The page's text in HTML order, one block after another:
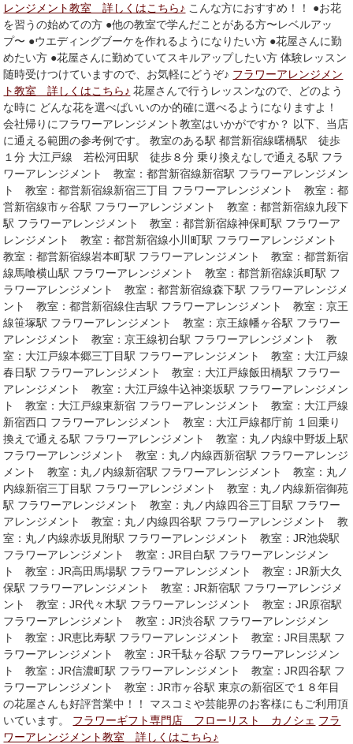
レンジメント教室 詳しくはこちら♪ こんな方におすすめ！！ ●お花
を習うの始めての方 ●他の教室で学んだことがある方〜レベルアッ
プ〜 ●ウエディングブーケを作れるようになりたい方 ●花屋さんに勤
めたい方 ●花屋さんに勤めていてスキルアップしたい方 体験レッスン
随時受けつけていますので、お気軽にどうぞ♪ フラワーアレンジメン
ト教室 詳しくはこちら♪ 花屋さんで行うレッスンなので、どのよう
な時に どんな花を選べばいいのか的確に選べるようになりますよ！
会社帰りにフラワーアレンジメント教室はいかがですか？ 以下、当店
に通える範囲の参考例です。 教室のある駅 都営新宿線曙橋駅 徒歩
１分 大江戸線 若松河田駅 徒歩８分 乗り換えなしで通える駅 フラ
ワーアレンジメント 教室：都営新宿線新宿駅 フラワーアレンジメン
ト 教室：都営新宿線新宿三丁目 フラワーアレンジメント 教室：都
営新宿線市ヶ谷駅 フラワーアレンジメント 教室：都営新宿線九段下
駅 フラワーアレンジメント 教室：都営新宿線神保町駅 フラワーア
レンジメント 教室：都営新宿線小川町駅 フラワーアレンジメント
教室：都営新宿線岩本町駅 フラワーアレンジメント 教室：都営新宿
線馬喰横山駅 フラワーアレンジメント 教室：都営新宿線浜町駅 フ
ラワーアレンジメント 教室：都営新宿線森下駅 フラワーアレンジメ
ント 教室：都営新宿線住吉駅 フラワーアレンジメント 教室：京王
線笹塚駅 フラワーアレンジメント 教室：京王線幡ヶ谷駅 フラワー
アレンジメント 教室：京王線初台駅 フラワーアレンジメント 教
室：大江戸線本郷三丁目駅 フラワーアレンジメント 教室：大江戸線
春日駅 フラワーアレンジメント 教室：大江戸線飯田橋駅 フラワー
アレンジメント 教室：大江戸線牛込神楽坂駅 フラワーアレンジメン
ト 教室：大江戸線東新宿 フラワーアレンジメント 教室：大江戸線
新宿西口 フラワーアレンジメント 教室：大江戸線都庁前 １回乗り
換えで通える駅 フラワーアレンジメント 教室：丸ノ内線中野坂上駅
フラワーアレンジメント 教室：丸ノ内線西新宿駅 フラワーアレンジ
メント 教室：丸ノ内線新宿駅 フラワーアレンジメント 教室：丸ノ
内線新宿三丁目駅 フラワーアレンジメント 教室：丸ノ内線新宿御苑
駅 フラワーアレンジメント 教室：丸ノ内線四谷三丁目駅 フラワー
アレンジメント 教室：丸ノ内線四谷駅 フラワーアレンジメント 教
室：丸ノ内線赤坂見附駅 フラワーアレンジメント 教室：JR池袋駅
フラワーアレンジメント 教室：JR目白駅 フラワーアレンジメン
ト 教室：JR高田馬場駅 フラワーアレンジメント 教室：JR新大久
保駅 フラワーアレンジメント 教室：JR新宿駅 フラワーアレンジメ
ント 教室：JR代々木駅 フラワーアレンジメント 教室：JR原宿駅
フラワーアレンジメント 教室：JR渋谷駅 フラワーアレンジメン
ト 教室：JR恵比寿駅 フラワーアレンジメント 教室：JR目黒駅 フ
ラワーアレンジメント 教室：JR千駄ヶ谷駅 フラワーアレンジメン
ト 教室：JR信濃町駅 フラワーアレンジメント 教室：JR四谷駅 フ
ラワーアレンジメント 教室：JR市ヶ谷駅 東京の新宿区で１８年目
の花屋さんも好評営業中！！ マスコミや芸能界のお客様にもご利用頂
いています。 フラワーギフト専門店 フローリスト カノシェ フラ
ワーアレンジメント教室 詳しくはこちら♪